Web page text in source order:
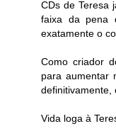
CDs de Teresa
faixa da pena
exatamente o
Como criador
para aumentar
definitivamente,
Vida loga à